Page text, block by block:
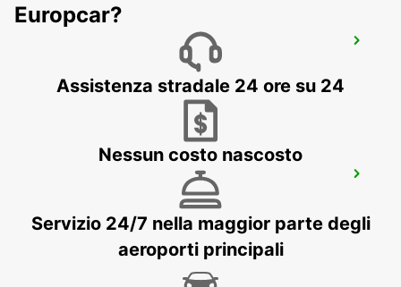
DAX STAZIONE FERROVIARIA
Europcar?
Assistenza stradale 24 ore su 24
Nessun costo nascosto
Servizio 24/7 nella maggior parte degli
aeroporti principali